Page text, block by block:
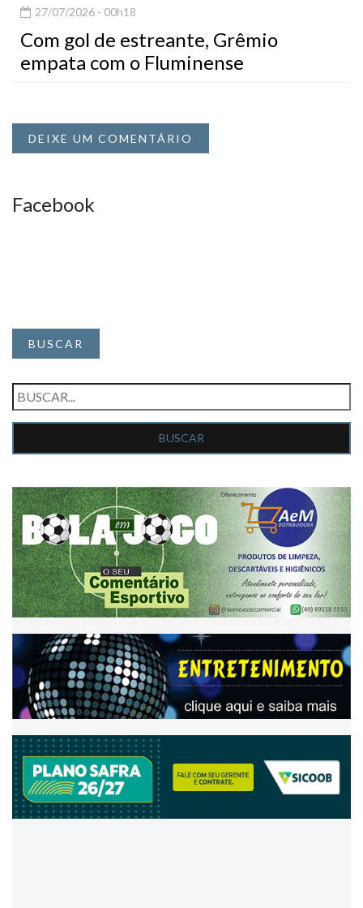
27/07/2026 - 00h18
Com gol de estreante, Grêmio
empata com o Fluminense
DEIXE UM COMENTÁRIO
Facebook
BUSCAR